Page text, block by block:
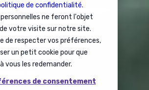
de confidentialité.
ne feront l'objet
votre visite sur notre site.
de respecter vos préférences,
un petit cookie pour que
vous les redemander.
de consentement
AU TRAVAIL
dans les Hauts
pour l’emploi